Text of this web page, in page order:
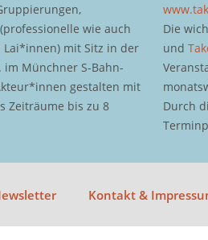
wie auch
mit Sitz in der
Münchner S-Bahn-
gestalten mit
Zeiträume bis zu 8
Die
und
Durch
Kontakt &